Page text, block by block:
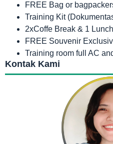
FREE Bag or
Training Kit
2xCoffe Break & 1
FREE Souvenir
Training room full AC
Kontak Kami